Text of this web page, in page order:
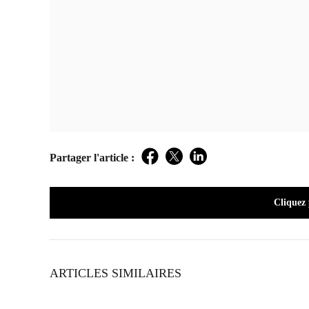
Partager l'article : Facebook
TwitterLinkedIn
Cliquez
ARTICLES SIMILAIRES